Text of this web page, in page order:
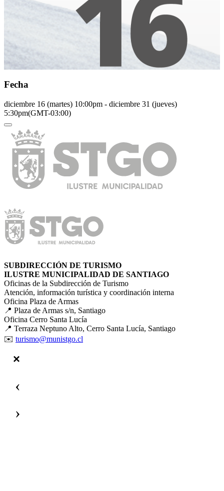
Fecha
diciembre 16 (martes) 10:00pm - diciembre 31 (jueves)
5:30pm(GMT-03:00)
SUBDIRECCIÓN DE TURISMO
ILUSTRE MUNICIPALIDAD DE SANTIAGO
Oficinas de la Subdirección de Turismo
Atención, información turística y coordinación interna
Oficina Plaza de Armas
📍 Plaza de Armas s/n, Santiago
Oficina Cerro Santa Lucía
📍 Terraza Neptuno Alto, Cerro Santa Lucía, Santiago
✉️ turismo@munistgo.cl
‹
›